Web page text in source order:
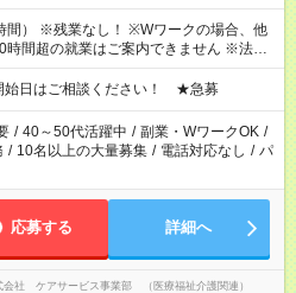
し！ ※Wワークの場合、他
時間超の就業はご案内できません ※法令
上勤務は社会保険への加入対象となりま
い派遣の原則禁止）により、短時間・
始日はご相談ください！ ★急募
/ 40～50代活躍中 / 副業・WワークOK /
/ 10名以上の大量募集 / 電話対応なし / パ
応募する 詳細へ
会社 ケアサービス事業部 （医療福祉介護関連）